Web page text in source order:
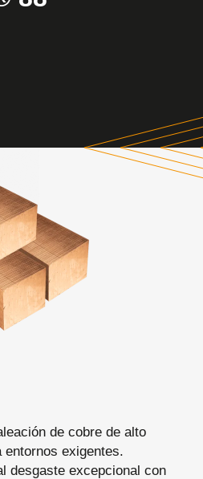
de cobre de alto
entornos exigentes.
desgaste excepcional con